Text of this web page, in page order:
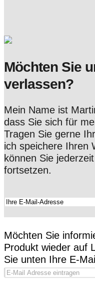
Möchten Sie
verlassen?
Mein Name ist
dass Sie sich für
Tragen Sie gerne
ich speichere Ihren
können Sie
fortsetzen.
Möchten Sie
Produkt wieder auf
Sie unten Ihre E-